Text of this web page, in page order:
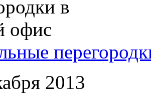
2013